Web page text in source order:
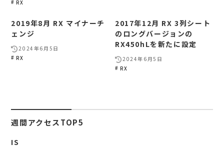
RX
2019年8月 RX マイナーチ
ェンジ
2024年6月5日
RX
2017年12月 RX 3列シート
のロングバージョンの
RX450hLを新たに設定
2024年6月5日
RX
週間アクセスTOP5
IS